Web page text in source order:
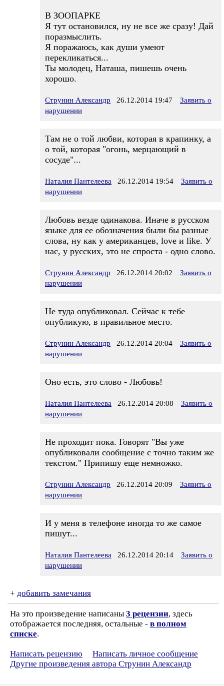
В ЗООПАРКЕ
Я тут остановился, ну не все же сразу! Дай
поразмыслить.
Я поражаюсь, как души умеют
перекликаться...
Ты молодец, Наташа, пишешь очень
хорошо.
Струнин Александр 26.12.2014 19:47
Заявить о
нарушении
Там не о той любви, которая в крапинку, а
о той, которая "огонь, мерцающий в
сосуде"...
Наталия Пантелеева 26.12.2014 19:54
Заявить о
нарушении
Любовь везде одинакова. Иначе в русском
языке для ее обозначения были бы разные
слова, ну как у американцев, love и like. У
нас, у русских, это не спроста - одно слово.
Струнин Александр 26.12.2014 20:02
Заявить о
нарушении
Не туда опубликовал. Сейчас к тебе
опубликую, в правильное место.
Струнин Александр 26.12.2014 20:04
Заявить о
нарушении
Оно есть, это слово - Любовь!
Наталия Пантелеева 26.12.2014 20:08
Заявить о
нарушении
Не проходит пока. Говорят "Вы уже
опубликовали сообщение с точно таким же
текстом." Припишу еще немножко.
Струнин Александр 26.12.2014 20:09
Заявить о
нарушении
И у меня в телефоне иногда то же самое
пишут...
Наталия Пантелеева 26.12.2014 20:14
Заявить о
нарушении
+ добавить замечания
На это произведение написаны 3 рецензии, здесь
отображается последняя, остальные - в полном
списке.
Написать рецензию
Написать личное сообщение
Другие произведения автора Струнин Александр